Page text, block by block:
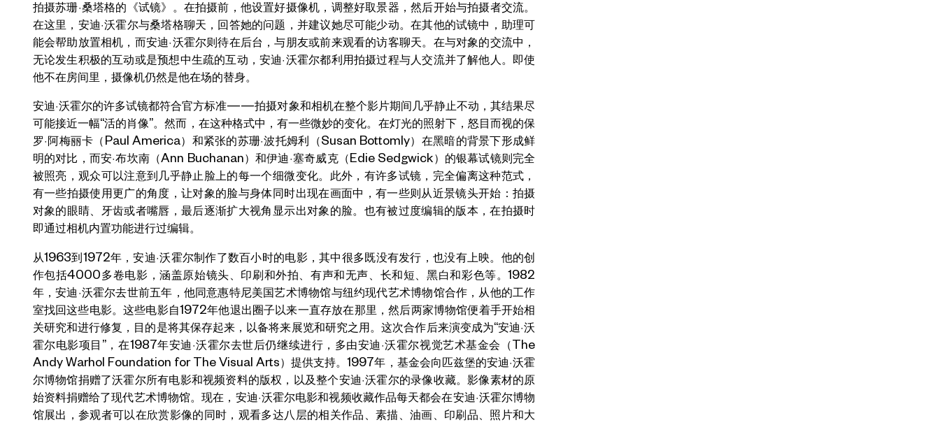
拍摄苏珊·桑塔格的《试镜》。在拍摄前，他设置好摄像机，调整好取景器，然后开始与拍摄者交流。
在这里，安迪·沃霍尔与桑塔格聊天，回答她的问题，并建议她尽可能少动。在其他的试镜中，助理可
能会帮助放置相机，而安迪·沃霍尔则待在后台，与朋友或前来观看的访客聊天。在与对象的交流中，
无论发生积极的互动或是预想中生疏的互动，安迪·沃霍尔都利用拍摄过程与人交流并了解他人。即使
他不在房间里，摄像机仍然是他在场的替身。
安迪·沃霍尔的许多试镜都符合官方标准——拍摄对象和相机在整个影片期间几乎静止不动，其结果尽
可能接近一幅“活的肖像”。然而，在这种格式中，有一些微妙的变化。在灯光的照射下，怒目而视的保
罗·阿梅丽卡（Paul America）和紧张的苏珊·波托姆利（Susan Bottomly）在黑暗的背景下形成鲜
明的对比，而安·布坎南（Ann Buchanan）和伊迪·塞奇威克（Edie Sedgwick）的银幕试镜则完全
被照亮，观众可以注意到几乎静止脸上的每一个细微变化。此外，有许多试镜，完全偏离这种范式，
有一些拍摄使用更广的角度，让对象的脸与身体同时出现在画面中，有一些则从近景镜头开始：拍摄
对象的眼睛、牙齿或者嘴唇，最后逐渐扩大视角显示出对象的脸。也有被过度编辑的版本，在拍摄时
即通过相机内置功能进行过编辑。
从1963到1972年，安迪·沃霍尔制作了数百小时的电影，其中很多既没有发行，也没有上映。他的创
作包括4000多卷电影，涵盖原始镜头、印刷和外拍、有声和无声、长和短、黑白和彩色等。1982
年，安迪·沃霍尔去世前五年，他同意惠特尼美国艺术博物馆与纽约现代艺术博物馆合作，从他的工作
室找回这些电影。这些电影自1972年他退出圈子以来一直存放在那里，然后两家博物馆便着手开始相
关研究和进行修复，目的是将其保存起来，以备将来展览和研究之用。这次合作后来演变成为“安迪·沃
霍尔电影项目”，在1987年安迪·沃霍尔去世后仍继续进行，多由安迪·沃霍尔视觉艺术基金会（The
Andy Warhol Foundation for The Visual Arts）提供支持。1997年，基金会向匹兹堡的安迪·沃霍
尔博物馆捐赠了沃霍尔所有电影和视频资料的版权，以及整个安迪·沃霍尔的录像收藏。影像素材的原
始资料捐赠给了现代艺术博物馆。现在，安迪·沃霍尔电影和视频收藏作品每天都会在安迪·沃霍尔博物
馆展出，参观者可以在欣赏影像的同时，观看多达八层的相关作品、素描、油画、印刷品、照片和大